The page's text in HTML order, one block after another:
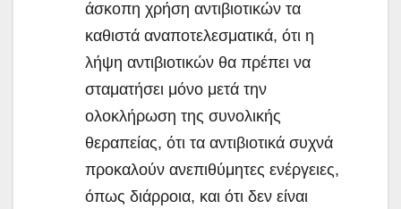
άσκοπη χρήση αντιβιοτικών τα
καθιστά αναποτελεσματικά, ότι η
λήψη αντιβιοτικών θα πρέπει να
σταματήσει μόνο μετά την
ολοκλήρωση της συνολικής
θεραπείας, ότι τα αντιβιοτικά συχνά
προκαλούν ανεπιθύμητες ενέργειες,
όπως διάρροια, και ότι δεν είναι